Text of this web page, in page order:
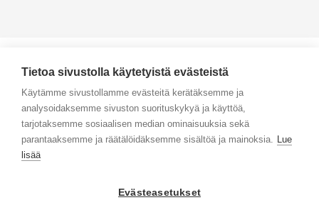
Yhteystiedot
Selaa tuotteita
Tietoa sivustolla käytetyistä evästeistä
Käytämme sivustollamme evästeitä kerätäksemme ja
analysoidaksemme sivuston suorituskykyä ja käyttöä,
tarjotaksemme sosiaalisen median ominaisuuksia sekä
parantaaksemme ja räätälöidäksemme sisältöä ja mainoksia. Lue
lisää
Evästeasetukset